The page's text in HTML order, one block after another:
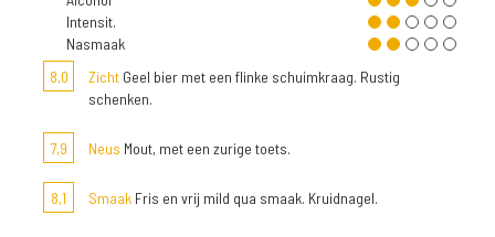
Intensit.
Nasmaak
8,0
Zicht Geel bier met een flinke schuimkraag. Rustig
schenken.
7,9 Neus Mout, met een zurige toets.
8,1 Smaak Fris en vrij mild qua smaak. Kruidnagel.